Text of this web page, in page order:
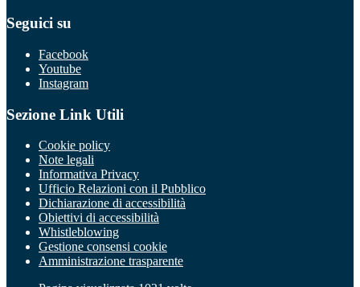
Seguici su
Facebook
Youtube
Instagram
Sezione Link Utili
Cookie policy
Note legali
Informativa Privacy
Ufficio Relazioni con il Pubblico
Dichiarazione di accessibilità
Obiettivi di accessibilità
Whistleblowing
Gestione consensi cookie
Amministrazione trasparente